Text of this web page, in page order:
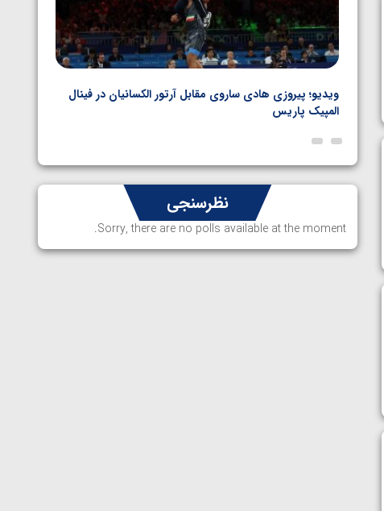
ویدیو؛ پیروزی هادی ساروی مقابل آرتور الکسانیان در فینال
المپیک پاریس
نظرسنجی
Sorry, there are no polls available at the moment.